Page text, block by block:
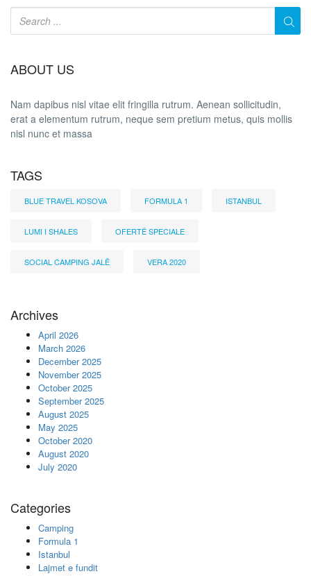
ABOUT US
Nam dapibus nisl vitae elit fringilla rutrum. Aenean sollicitudin,
erat a elementum rutrum, neque sem pretium metus, quis mollis
nisl nunc et massa
TAGS
BLUE TRAVEL KOSOVA FORMULA 1 ISTANBUL
LUMI I SHALES OFERTË SPECIALE
SOCIAL CAMPING JALË VERA 2020
Archives
April 2026
March 2026
December 2025
November 2025
October 2025
September 2025
August 2025
May 2025
October 2020
August 2020
July 2020
Categories
Camping
Formula 1
Istanbul
Lajmet e fundit